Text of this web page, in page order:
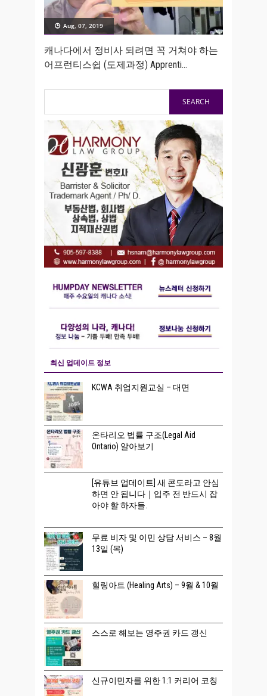
Aug, 07, 2019
캐나다에서 정비사 되려면 꼭 거쳐야 하는
어프런티스쉽 (도제과정) Apprenti
최신 업데이트 정보
KCWA 취업지원교실 – 대면
온타리오 법률 구조(Legal Aid
Ontario) 알아보기
[유튜브 업데이트] 새 콘도라고 안심
하면 안 됩니다｜입주 전 반드시 잡
아야 할 하자들.
무료 비자 및 이민 상담 서비스 – 8월
13일 (목)
힐링아트 (Healing Arts) – 9월 & 10월
스스로 해보는 영주권 카드 갱신
신규이민자를 위한 1:1 커리어 코칭